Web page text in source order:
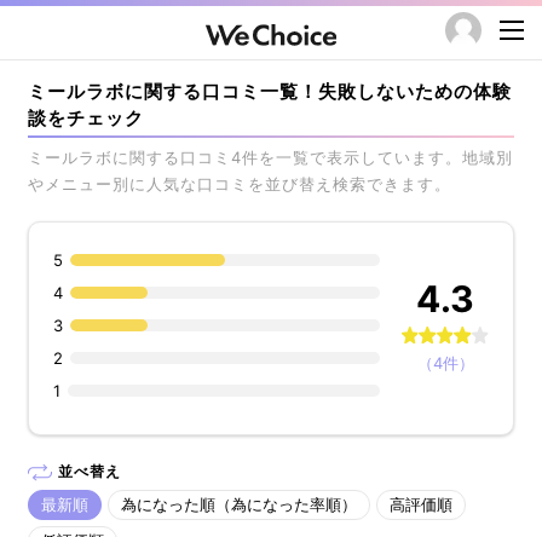
ミールラボに関する口コミ一覧！失敗しないための体験
談をチェック
ミールラボに関する口コミ4件を一覧で表示しています。地域別
やメニュー別に人気な口コミを並び替え検索できます。
5
4
3
2
1
4.3
（4件）
並べ替え
最新順 為になった順（為になった率順）
高評価順